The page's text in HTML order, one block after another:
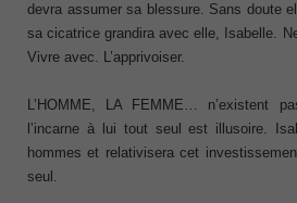
devra assumer sa blessure. Sans doute
sa cicatrice grandira avec elle, Isabelle.
Vivre avec. L’apprivoiser.
L’HOMME, LA FEMME… n’existent
l’incarne à lui tout seul est illusoire.
hommes et relativisera cet
seul.